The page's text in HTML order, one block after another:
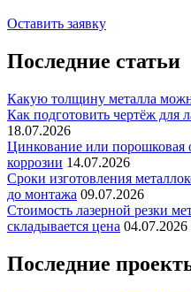
Оставить заявку
Последние статьи
Какую толщину металла
Как подготовить чертёж для
18.07.2026
Цинкование или порошковая
коррозии 14.07.2026
Сроки изготовления
до монтажа 09.07.2026
Стоимость лазерной резки
складывается цена 04.07.2026
Последние